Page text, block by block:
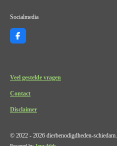
Socialmedia
F
a
o
Veel gestelde vragen
Contact
Disclaimer
© 2022 - 2026 dierbenodigdheden-schiedam.